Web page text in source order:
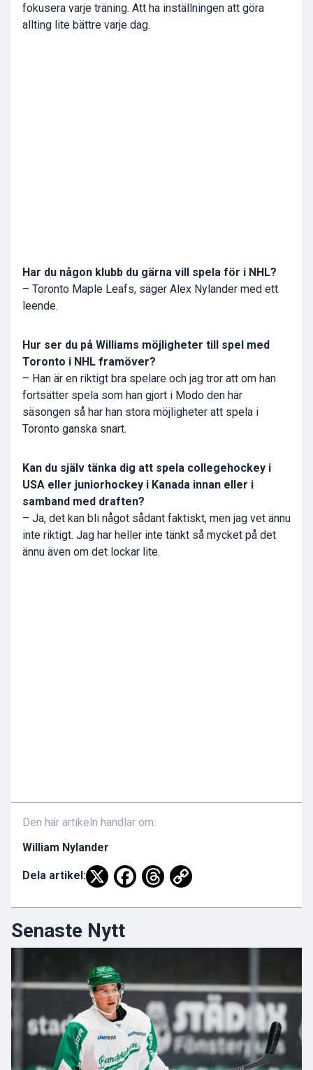
fokusera varje träning. Att ha inställningen att göra
allting lite bättre varje dag.
Har du någon klubb du gärna vill spela för i NHL?
– Toronto Maple Leafs, säger Alex Nylander med ett
leende.
Hur ser du på Williams möjligheter till spel med
Toronto i NHL framöver?
– Han är en riktigt bra spelare och jag tror att om han
fortsätter spela som han gjort i Modo den här
säsongen så har han stora möjligheter att spela i
Toronto ganska snart.
Kan du själv tänka dig att spela collegehockey i
USA eller juniorhockey i Kanada innan eller i
samband med draften?
– Ja, det kan bli något sådant faktiskt, men jag vet ännu
inte riktigt. Jag har heller inte tänkt så mycket på det
ännu även om det lockar lite.
Den här artikeln handlar om:
William Nylander
Dela artikel:
Senaste Nytt